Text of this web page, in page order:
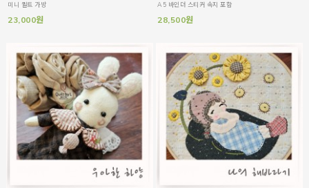
미니 퀼트 가방
23,000원
A5 바인더 스티커 속지 포함
28,500원